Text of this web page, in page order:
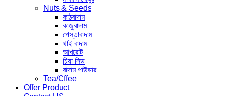
Nuts & Seeds
কাঠবাদাম
কাজুবাদাম
পেস্তাবাদাম
থাই বাদাম
আখরোট
চিয়া সিড
বাদাম পাউডার
Tea/Cffee
Offer Product